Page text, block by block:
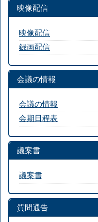
映像配信
映像配信
録画配信
会議の情報
会議の情報
会期日程表
議案書
議案書
質問通告